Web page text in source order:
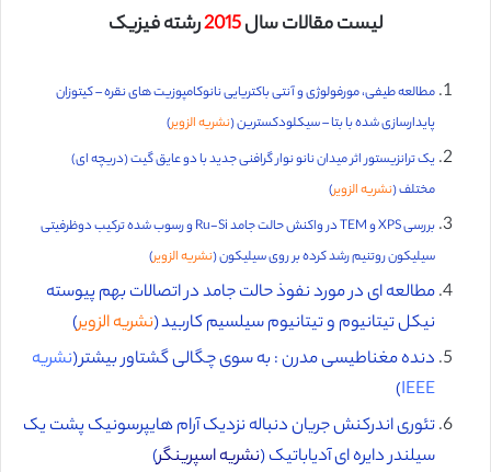
لیست مقالات سال2015رشته فیزیک
مطالعه طیفی، مورفولوژی و آنتی باکتریایی نانوکامپوزیت های نقره – کیتوزان
پایدارسازی شده با بتا – سیکلودکسترین (نشریه الزویر)
یک ترانزیستور اثر میدان نانو نوار گرافنی جدید با دو عایق گیت (دریچه ‌ای)
مختلف (نشریه الزویر)
بررسی XPS و TEM در واکنش حالت جامد Ru-Si و رسوب شده ترکیب دوظرفیتی
سیلیکون روتنیم رشد کرده بر روی سیلیکون (نشریه الزویر)
مطالعه ای در مورد نفوذ حالت جامد در اتصالات بهم پیوسته
نیکل تیتانیوم و تیتانیوم سیلسیم کاربید (نشریه الزویر)
دنده مغناطیسی مدرن : به سوی چگالی گشتاور بیشتر (نشریه
IEEE
)
تئوری اندرکنش جریان دنباله نزدیک آرام هایپرسونیک پشت یک
سیلندر دایره ای آدیاباتیک (نشریه اسپرینگر)